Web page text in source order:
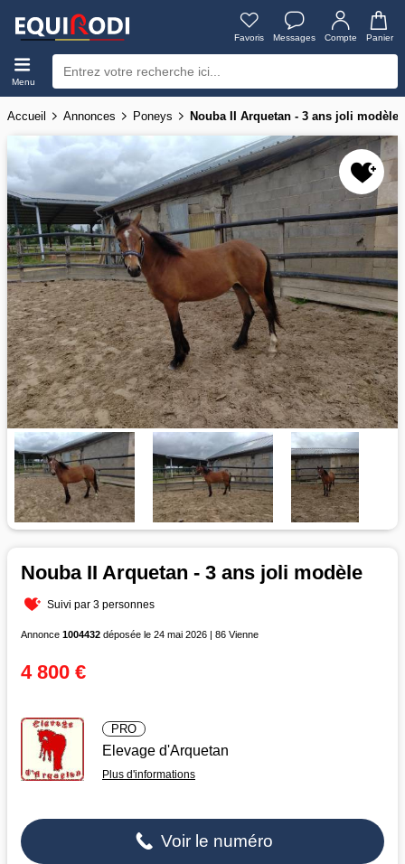
Favoris Messages Compte Panier
Menu
Accueil Annonces Poneys Nouba II Arquetan - 3 ans joli modèle
Nouba II Arquetan - 3 ans joli modèle
Suivi par 3 personnes
Annonce 1004432 déposée le 24 mai 2026 | 86 Vienne
4 800 €
PRO
Elevage d'Arquetan
Plus d'informations
Voir le numéro